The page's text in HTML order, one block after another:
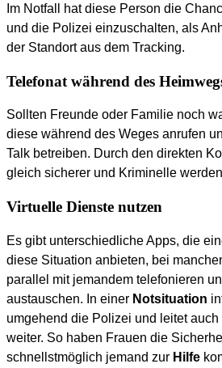
Im Notfall hat diese Person die
und die Polizei einzuschalten, als
der Standort aus dem Tracking.
Telefonat während des
Sollten Freunde oder Familie noch
diese während des Weges anrufen
Talk betreiben. Durch den direkten
gleich sicherer und Kriminelle
Virtuelle Dienste nutzen
Es gibt unterschiedliche Apps, die
diese Situation anbieten, bei
parallel mit jemandem telefonieren
austauschen. In einer Notsituation
umgehend die Polizei und leitet
weiter. So haben Frauen die
schnellstmöglich jemand zur Hilfe